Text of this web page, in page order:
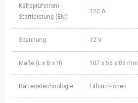
Kälteprüfstrom -
Startleistung (EN):
120 A
Spannung: 12 V
Maße (L x B x H): 107 x 56 x 85 mm
Batterietechnologie: Lithium-Ionen